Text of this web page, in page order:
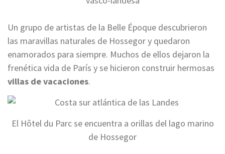
Un grupo de artistas de la Belle Époque descubrieron
las maravillas naturales de Hossegor y quedaron
enamorados para siempre. Muchos de ellos dejaron la
frenética vida de París y se hicieron construir hermosas
villas de vacaciones.
El Hôtel du Parc se encuentra a orillas del lago marino
de Hossegor